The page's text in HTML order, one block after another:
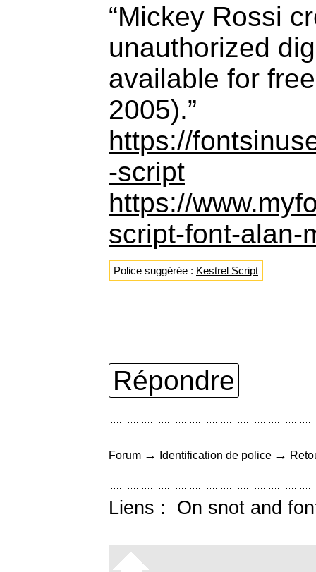
“Mickey Rossi
unauthorized
available for
2005).”
https://
-script
https://
script-font-alan-
Police suggérée : Kestrel Script
Répondre
Forum → Identification de police →
Liens : On snot and